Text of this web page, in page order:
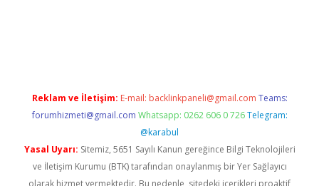
Reklam ve İletişim: E-mail: backlinkpaneli@gmail.com Teams:
forumhizmeti@gmail.com Whatsapp: 0262 606 0 726 Telegram:
@karabul
Yasal Uyarı: Sitemiz, 5651 Sayılı Kanun gereğince Bilgi Teknolojileri
ve İletişim Kurumu (BTK) tarafından onaylanmış bir Yer Sağlayıcı
olarak hizmet vermektedir. Bu nedenle, sitedeki içerikleri proaktif